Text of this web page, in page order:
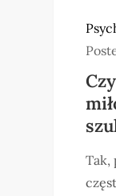
Tak,